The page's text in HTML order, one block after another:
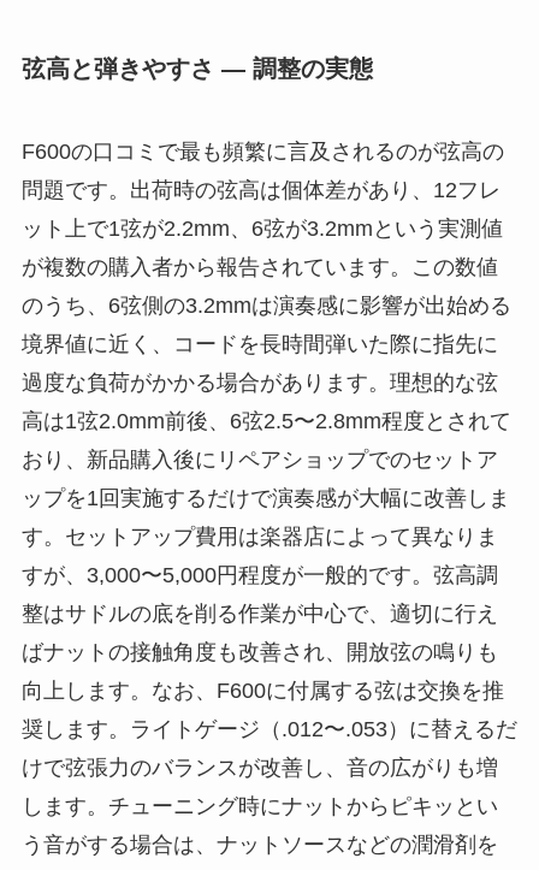
弦高と弾きやすさ — 調整の実態
F600の口コミで最も頻繁に言及されるのが弦高の
問題です。出荷時の弦高は個体差があり、12フレ
ット上で1弦が2.2mm、6弦が3.2mmという実測値
が複数の購入者から報告されています。この数値
のうち、6弦側の3.2mmは演奏感に影響が出始める
境界値に近く、コードを長時間弾いた際に指先に
過度な負荷がかかる場合があります。理想的な弦
高は1弦2.0mm前後、6弦2.5〜2.8mm程度とされて
おり、新品購入後にリペアショップでのセットア
ップを1回実施するだけで演奏感が大幅に改善しま
す。セットアップ費用は楽器店によって異なりま
すが、3,000〜5,000円程度が一般的です。弦高調
整はサドルの底を削る作業が中心で、適切に行え
ばナットの接触角度も改善され、開放弦の鳴りも
向上します。なお、F600に付属する弦は交換を推
奨します。ライトゲージ（.012〜.053）に替えるだ
けで弦張力のバランスが改善し、音の広がりも増
します。チューニング時にナットからピキッとい
う音がする場合は、ナットソースなどの潤滑剤を